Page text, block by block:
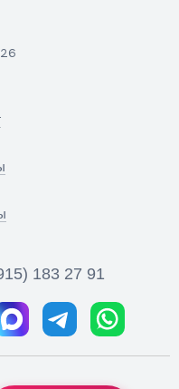
183 27 91